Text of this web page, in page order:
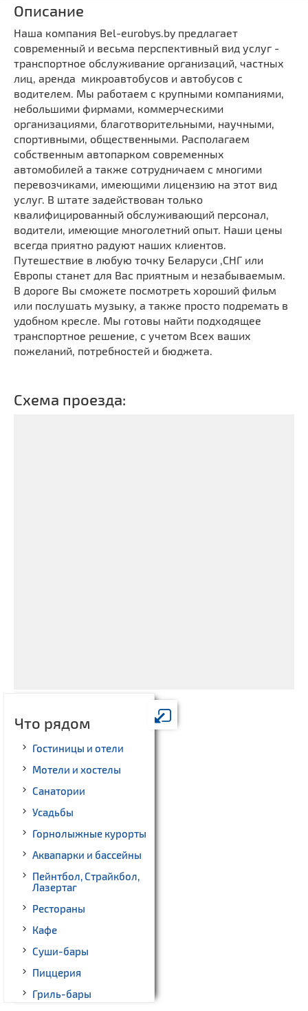
Описание
Наша компания Bel-eurobys.by предлагает
современный и весьма перспективный вид услуг -
транспортное обслуживание организаций, частных
лиц, аренда микроавтобусов и автобусов с
водителем. Мы работаем с крупными компаниями,
небольшими фирмами, коммерческими
организациями, благотворительными, научными,
спортивными, общественными. Располагаем
собственным автопарком современных
автомобилей а также сотрудничаем с многими
перевозчиками, имеющими лицензию на этот вид
услуг. В штате задействован только
квалифицированный обслуживающий персонал,
водители, имеющие многолетний опыт. Наши цены
всегда приятно радуют наших клиентов.
Путешествие в любую точку Беларуси ,СНГ или
Европы станет для Вас приятным и незабываемым.
В дороге Вы сможете посмотреть хороший фильм
или послушать музыку, а также просто подремать в
удобном кресле. Мы готовы найти подходящее
транспортное решение, с учетом Всех ваших
пожеланий, потребностей и бюджета.
Схема проезда:
Что рядом
Гостиницы и отели
Мотели и хостелы
Санатории
Усадьбы
Горнолыжные курорты
Аквапарки и бассейны
Пейнтбол, Страйкбол,
Лазертаг
Рестораны
Кафе
Суши-бары
Пиццерия
Гриль-бары